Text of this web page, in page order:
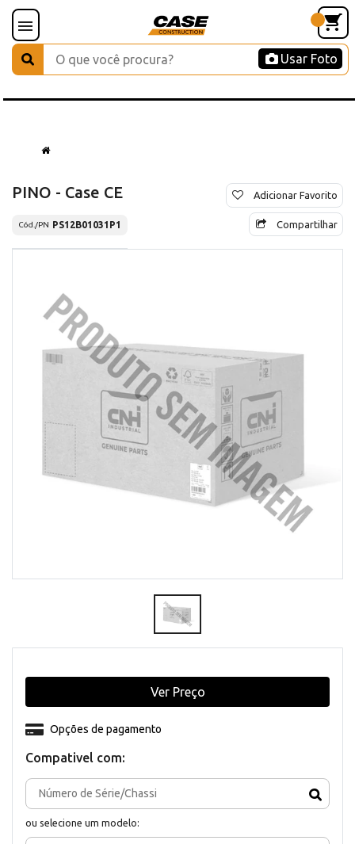
Usar Foto
PINO - Case CE
Cód./PN PS12B01031P1
Adicionar Favorito
Compartilhar
Compativel com:
ou selecione um modelo:
Opções de pagamento
Ver Preço